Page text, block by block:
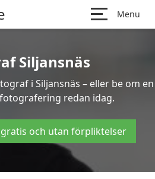
Menu
Siljansnäs
i Siljansnäs – eller be om en
redan idag.
och utan förpliktelser